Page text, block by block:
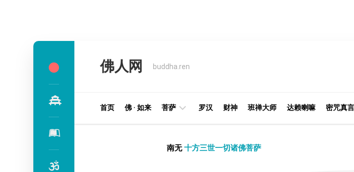
佛人网 buddha.ren
首页 佛 · 如来 菩萨
王
罗汉 财神 班禅大师 达赖喇嘛 密咒真言
南无十方三世一切诸佛菩萨